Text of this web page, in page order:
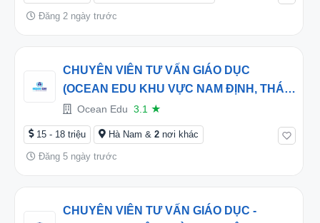
Đăng 2 ngày trước
CHUYÊN VIÊN TƯ VẤN GIÁO DỤC
(OCEAN EDU KHU VỰC NAM ĐỊNH, THÁI
BÌNH VÀ HÀ NAM) - THU NHẬP HẤP DẪN
TỪ 15 TRIỆU/THÁNG
Ocean Edu 3.1 ★
15 - 18 triệu Hà Nam & 2 nơi khác
Đăng 5 ngày trước
CHUYÊN VIÊN TƯ VẤN GIÁO DỤC -